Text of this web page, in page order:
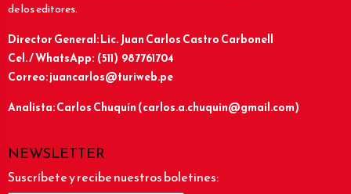
de los editores.
Director General: Lic.Juan Carlos Castro Carbonell
Cel. / WhatsApp: (511) 987761704
Correo: juancarlos@turiweb.pe
Analista: Carlos Chuquín (carlos.a.chuquin@gmail.com)
NEWSLETTER
Suscríbete y recibe nuestros boletines: